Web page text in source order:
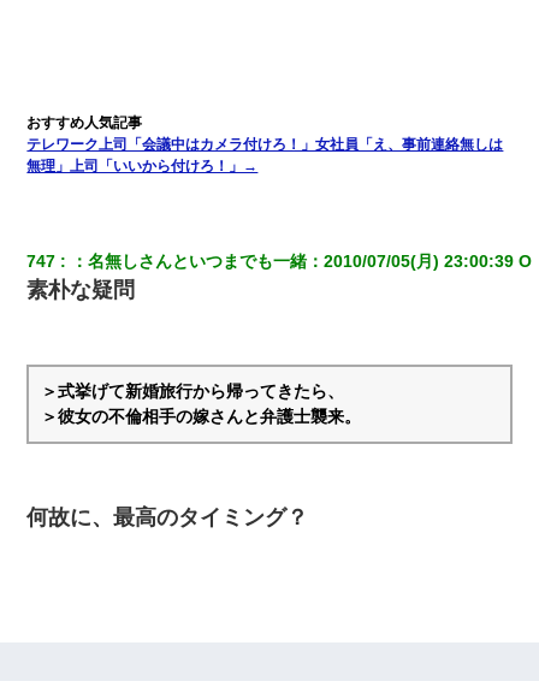
テレワーク上司「会議中はカメラ付けろ！」女社員「え、事前連絡無しは
無理」上司「いいから付けろ！」→
747 ：名無しさんといつまでも一緒 ：2010/07/05(月) 23:00:39 O
素朴な疑問
＞式挙げて新婚旅行から帰ってきたら、
＞彼女の不倫相手の嫁さんと弁護士襲来。
何故に、最高のタイミング？